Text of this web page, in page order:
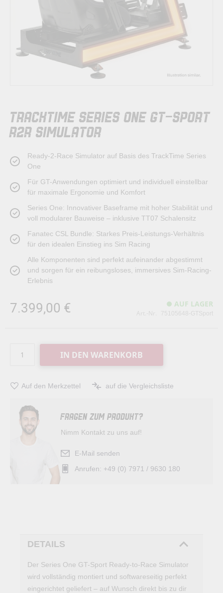
TRACKTIME SERIES ONE GT-SPORT
R2R SIMULATOR
Ready-2-Race Simulator auf Basis des TrackTime Series
One
Für GT-Anwendungen optimiert und individuell einstellbar
für maximale Ergonomie und Komfort
Series One: Innovativer Baseframe mit hoher Stabilität und
voll modularer Bauweise – inklusive TT07 Schalensitz
Fanatec CSL Bundle: Starkes Preis-Leistungs-Verhältnis
für den idealen Einstieg ins Sim Racing
Alle Komponenten sind perfekt aufeinander abgestimmt
und sorgen für ein reibungsloses, immersives Sim-Racing-
Erlebnis
7.399,00 € AUF LAGER
Art.-Nr. 75105648-GTSport
IN DEN WARENKORB
Auf den Merkzettel auf die Vergleichsliste
Anfang
der
Bildergalerie
FRAGEN ZUM PRODUKT?
Nimm Kontakt zu uns auf!
E-Mail senden
Anrufen: +49 (0) 7971 / 9630 180
DETAILS
Der Series One GT-Sport Ready-to-Race Simulator
wird vollständig montiert und softwareseitig perfekt
eingerichtet geliefert – auf Wunsch direkt bis zu dir